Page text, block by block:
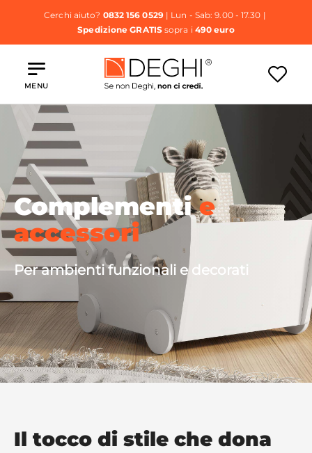
Cerchi aiuto? 0832 156 0529| Lun - Sab: 9.00 - 17.30 |
Spedizione GRATISsopra i 490 euro
MENU
Complementie
accessori
Per ambienti funzionali e decorati
Il tocco di stile che dona